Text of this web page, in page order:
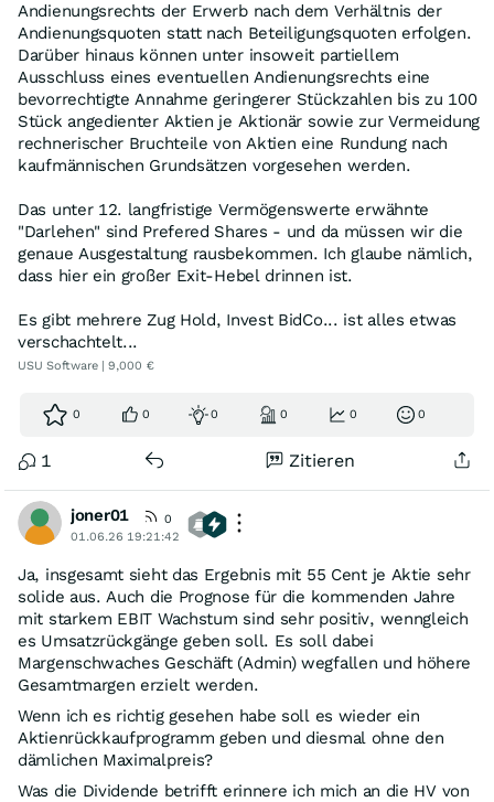
Andienungsrechts der Erwerb nach dem Verhältnis der
Andienungsquoten statt nach Beteiligungsquoten erfolgen.
Darüber hinaus können unter insoweit partiellem
Ausschluss eines eventuellen Andienungsrechts eine
bevorrechtigte Annahme geringerer Stückzahlen bis zu 100
Stück angedienter Aktien je Aktionär sowie zur Vermeidung
rechnerischer Bruchteile von Aktien eine Rundung nach
kaufmännischen Grundsätzen vorgesehen werden.
Das unter 12. langfristige Vermögenswerte erwähnte
"Darlehen" sind Prefered Shares - und da müssen wir die
genaue Ausgestaltung rausbekommen. Ich glaube nämlich,
dass hier ein großer Exit-Hebel drinnen ist.
Es gibt mehrere Zug Hold, Invest BidCo... ist alles etwas
verschachtelt...
USU Software | 9,000 €
0 0 0 0 0 0
1 Zitieren
joner01
0
01.06.26 19:21:42
Ja, insgesamt sieht das Ergebnis mit 55 Cent je Aktie sehr
solide aus. Auch die Prognose für die kommenden Jahre
mit starkem EBIT Wachstum sind sehr positiv, wenngleich
es Umsatzrückgänge geben soll. Es soll dabei
Margenschwaches Geschäft (Admin) wegfallen und höhere
Gesamtmargen erzielt werden.
Wenn ich es richtig gesehen habe soll es wieder ein
Aktienrückkaufprogramm geben und diesmal ohne den
dämlichen Maximalpreis?
Was die Dividende betrifft erinnere ich mich an die HV von